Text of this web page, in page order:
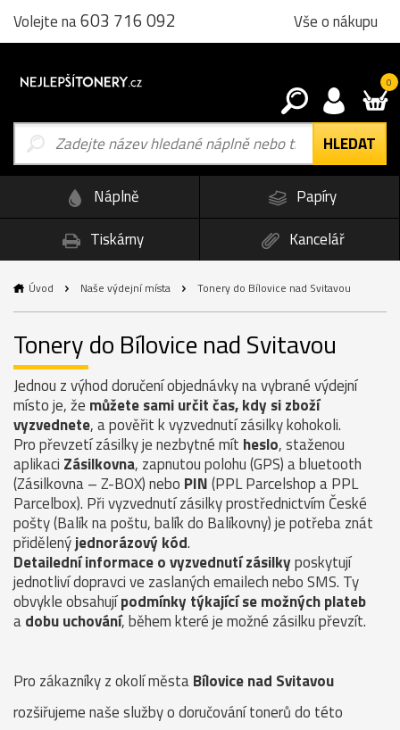
Volejte na603 716 092 Vše o nákupu
0
Náplně
Papíry
Tiskárny
Kancelář
Úvod Naše výdejní místa Tonery do Bílovice nad Svitavou
Tonery do Bílovice nad Svitavou
Jednou z výhod doručení objednávky na vybrané výdejní
místo je, že můžete sami určit čas, kdy si zboží
vyzvednete, a pověřit k vyzvednutí zásilky kohokoli.
Pro převzetí zásilky je nezbytné mít heslo, staženou
aplikaci Zásilkovna, zapnutou polohu (GPS) a bluetooth
(Zásilkovna – Z-BOX) nebo PIN(PPL Parcelshop a PPL
Parcelbox). Při vyzvednutí zásilky prostřednictvím České
pošty (Balík na poštu, balík do Balíkovny) je potřeba znát
přidělenýjednorázový kód.
Detailední informace o vyzvednutí zásilkyposkytují
jednotliví dopravci ve zaslaných emailech nebo SMS. Ty
obvykle obsahujípodmínky týkající se možných plateb
adobu uchování, během které je možné zásilku převzít.
Pro zákazníky z okolí městaBílovice nad Svitavou
rozšiřujeme naše služby o doručování tonerů do této